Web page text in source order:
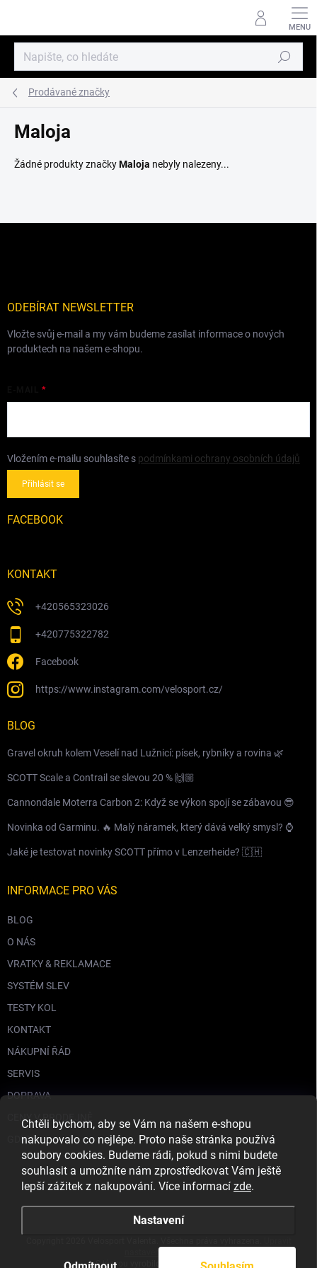
Chtěli bychom, aby se Vám na našem e-shopu
nakupovalo co nejlépe. Proto naše stránka používá
soubory cookies. Budeme rádi, pokud s nimi budete
souhlasit a umožníte nám zprostředkovat Vám ještě
lepší zážitek z nakupování. Více informací zde.
Nastavení
Hledat
Prodávané značky
Maloja
Žádné produkty značkyMaloja nebyly nalezeny...
ODEBÍRAT NEWSLETTER
Vložte svůj e-mail a my vám budeme zasílat informace o nových
produktech na našem e-shopu.
Vložením e-mailu souhlasíte s podmínkami ochrany osobních údajů
Přihlásit se
FACEBOOK
KONTAKT
+420565323026
+420775322782
Facebook
https://www.instagram.com/velosport.cz/
BLOG
Gravel okruh kolem Veselí nad Lužnicí: písek, rybníky a rovina 🌿
SCOTT Scale a Contrail se slevou 20 % 🙌🏼
Cannondale Moterra Carbon 2: Když se výkon spojí se zábavou 😎
Novinka od Garminu. 🔥 Malý náramek, který dává velký smysl? ⌚️
Jaké je testovat novinky SCOTT přímo v Lenzerheide? 🇨🇭
INFORMACE PRO VÁS
BLOG
O NÁS
VRATKY & REKLAMACE
SYSTÉM SLEV
TESTY KOL
KONTAKT
NÁKUPNÍ ŘÁD
SERVIS
DOPRAVA
CENY V PRODEJNĚ
GDPR
S láskou vyrobilo
Filipesmedia 🧡